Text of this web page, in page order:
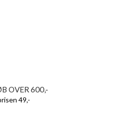
OVER 600,-
49,-